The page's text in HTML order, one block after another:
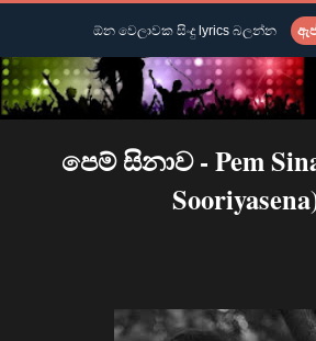
පෙම් සිනාව - Pem
ඕන වෙලාවක සිංදු lyrics බලන්න